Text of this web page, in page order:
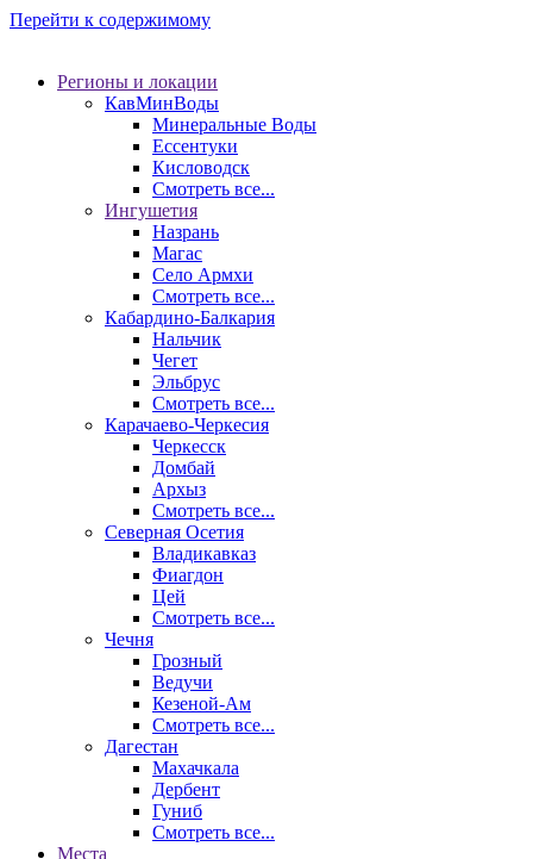
Перейти к содержимому
Регионы и локации
КавМинВоды
Минеральные Воды
Ессентуки
Кисловодск
Смотреть все...
Ингушетия
Назрань
Магас
Село Армхи
Смотреть все...
Кабардино-Балкария
Нальчик
Чегет
Эльбрус
Смотреть все...
Карачаево-Черкесия
Черкесск
Домбай
Архыз
Смотреть все...
Северная Осетия
Владикавказ
Фиагдон
Цей
Смотреть все...
Чечня
Грозный
Ведучи
Кезеной-Ам
Смотреть все...
Дагестан
Махачкала
Дербент
Гуниб
Смотреть все...
Места